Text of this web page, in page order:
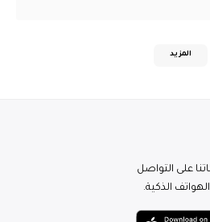
المزيد
على التواصل
الذكية.